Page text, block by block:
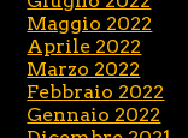
Maggio 2022
Aprile 2022
Marzo 2022
Febbraio 2022
Gennaio 2022